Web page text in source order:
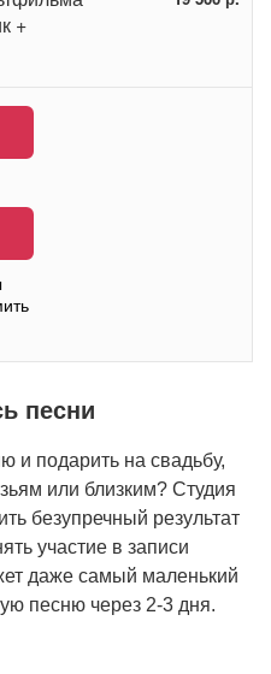
+
песни
и подарить на свадьбу,
или близким? Студия
безупречный результат
участие в записи
даже самый маленький
песню через 2-3 дня.